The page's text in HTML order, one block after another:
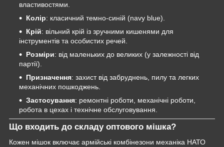
властивостями.
Колір: класичний темно-синій (navy blue).
Крій: вільний крій із зручними кишенями для
інструментів та особистих речей.
Розміри: від маленьких до великих (у залежності від
партії).
Призначення: захист від забруднень, пилу та легких
механічних пошкоджень.
Застосування: ремонтні роботи, механічні роботи,
робота в цехах і технічне обслуговування.
Що входить до складу оптового мішка?
Кожен мішок включає армійські комбінезони механіка НАТО